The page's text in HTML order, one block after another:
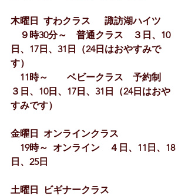
木曜日  すわクラス　  諏訪湖ハイツ
９時30分～　普通クラス　３日、10
日、17日、31日（24日はおやすみで
す）
11時～　　ベビークラス　予約制
３日、10日、17日、31日（24日はおや
すみです）
金曜日  オンラインクラス
19時～  オンライン　４日、11日、18
日、25日
土曜日  ビギナークラス